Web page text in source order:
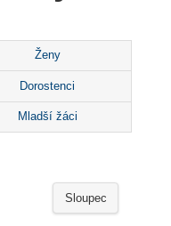
Ženy
Dorostenci
Mladší žáci
Sloupec